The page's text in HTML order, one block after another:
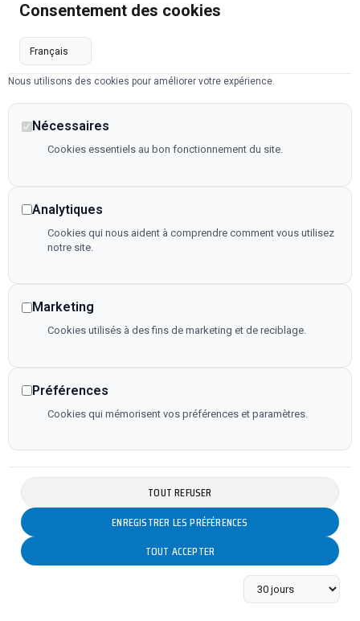
Consentement des cookies
Nous utilisons des cookies pour améliorer votre expérience.
Nécessaires
Cookies essentiels au bon fonctionnement du site.
Analytiques
Cookies qui nous aident à comprendre comment vous utilisez
notre site.
Marketing
Cookies utilisés à des fins de marketing et de reciblage.
Préférences
Cookies qui mémorisent vos préférences et paramètres.
TOUT REFUSER
ENREGISTRER LES PRÉFÉRENCES
TOUT ACCEPTER